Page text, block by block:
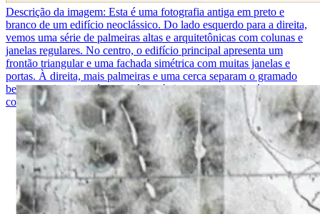
Descrição da imagem: Esta é uma fotografia antiga em preto e
branco de um edifício neoclássico. Do lado esquerdo para a direita,
vemos uma série de palmeiras altas e arquitetônicas com colunas e
janelas regulares. No centro, o edifício principal apresenta um
frontão triangular e uma fachada simétrica com muitas janelas e
portas. À direita, mais palmeiras e uma cerca separam o gramado
bem-cortado do edifício. O céu está claro, e o gramado é escuro,
contrastando com o edifício.